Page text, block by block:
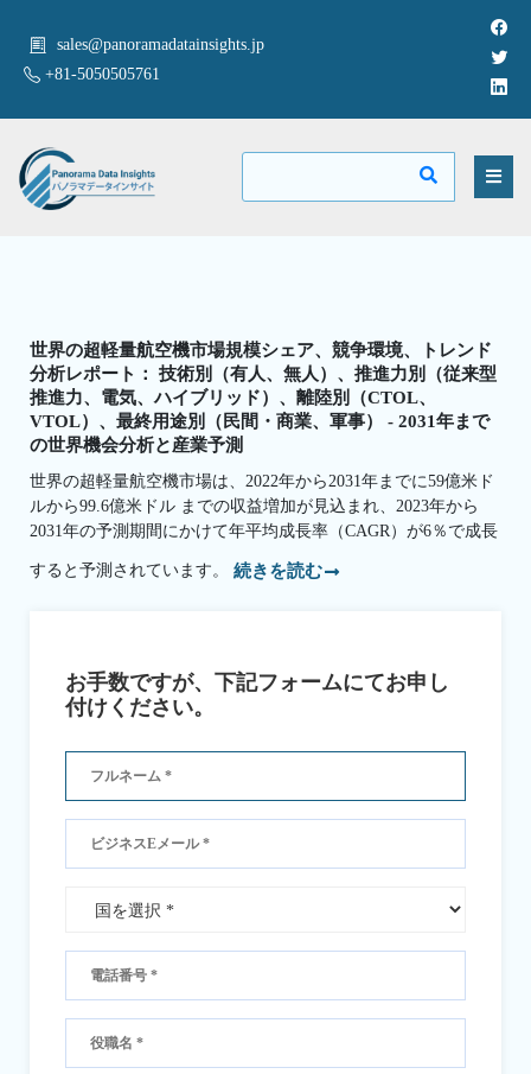
sales@panoramadatainsights.jp
+81-5050505761
世界の超軽量航空機市場規模シェア、競争環境、トレンド
分析レポート： 技術別（有人、無人）、推進力別（従来型
推進力、電気、ハイブリッド）、離陸別（CTOL、
VTOL）、最終用途別（民間・商業、軍事） - 2031年まで
の世界機会分析と産業予測
世界の超軽量航空機市場は、2022年から2031年までに59億米ド
ルから99.6億米ドル までの収益増加が見込まれ、2023年から
2031年の予測期間にかけて年平均成長率（CAGR）が6％で成長
すると予測されています。 続きを読む
お手数ですが、下記フォームにてお申し
付けください。